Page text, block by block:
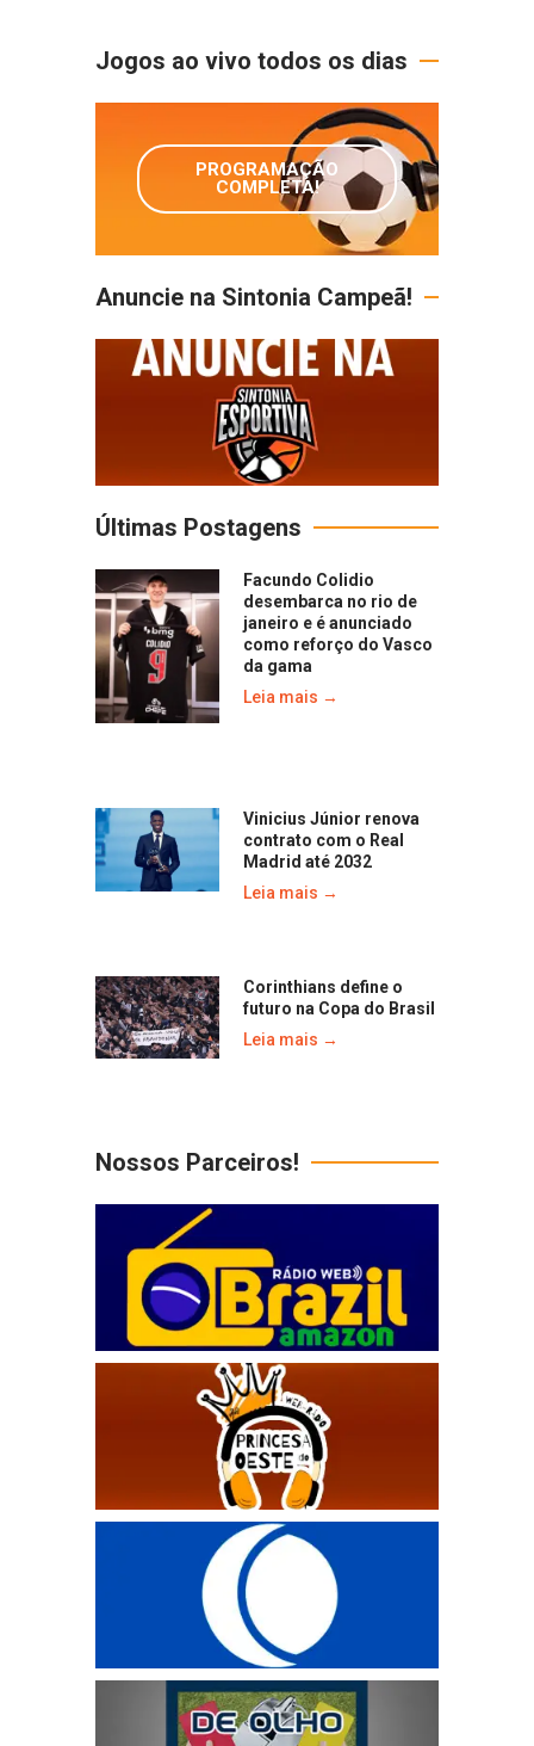
Jogos ao vivo todos os dias
PROGRAMAÇÃO
COMPLETA!
Anuncie na Sintonia Campeã!
Últimas Postagens
Facundo Colidio
desembarca no rio de
janeiro e é anunciado
como reforço do Vasco
da gama
Leia mais →
Vinicius Júnior renova
contrato com o Real
Madrid até 2032
Leia mais →
Corinthians define o
futuro na Copa do Brasil
Leia mais →
Nossos Parceiros!